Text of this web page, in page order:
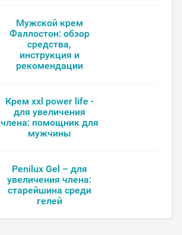
Мужской крем
Фаллостон: обзор
средства,
инструкция и
рекомендации
Крем xxl power life -
для увеличения
члена: помощник для
мужчины
Penilux Gel – для
увеличения члена:
старейшина среди
гелей